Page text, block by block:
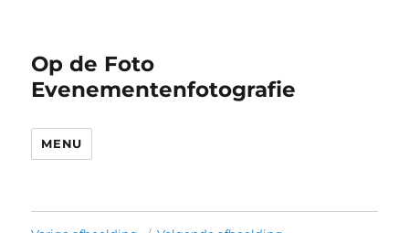
Op de Foto
Evenementenfotografie
MENU